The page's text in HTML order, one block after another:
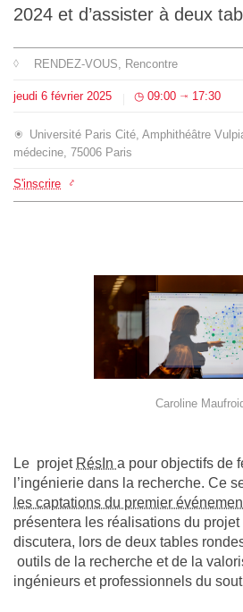
2024 et d’assister à deux
RENDEZ-VOUS , Rencontre
jeudi 6 février 2025 09:00 ⇥ 17:30
Université Paris Cité, Amphithéâtre
médecine, 75006 Paris
S'inscrire
Caroline
Le projet RésIn a pour objectifs de
l’ingénierie dans la recherche. Ce
les captations du premier
présentera les réalisations du
discutera, lors de deux tables
outils de la recherche et de la
ingénieurs et professionnels du